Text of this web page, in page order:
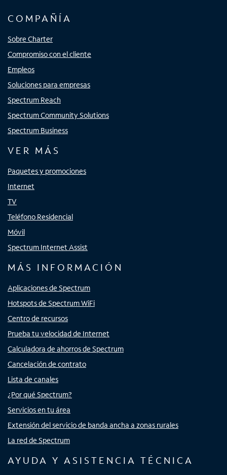
COMPAÑÍA
Sobre Charter
Compromiso con el cliente
Empleos
Soluciones para empresas
Spectrum Reach
Spectrum Community Solutions
Spectrum Business
VER MÁS
Paquetes y promociones
Internet
TV
Teléfono Residencial
Móvil
Spectrum Internet Assist
MÁS INFORMACIÓN
Aplicaciones de Spectrum
Hotspots de Spectrum WiFi
Centro de recursos
Prueba tu velocidad de Internet
Calculadora de ahorros de Spectrum
Cancelación de contrato
Lista de canales
¿Por qué Spectrum?
Servicios en tu área
Extensión del servicio de banda ancha a zonas rurales
La red de Spectrum
AYUDA Y ASISTENCIA TÉCNICA